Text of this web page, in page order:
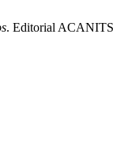
. Editorial